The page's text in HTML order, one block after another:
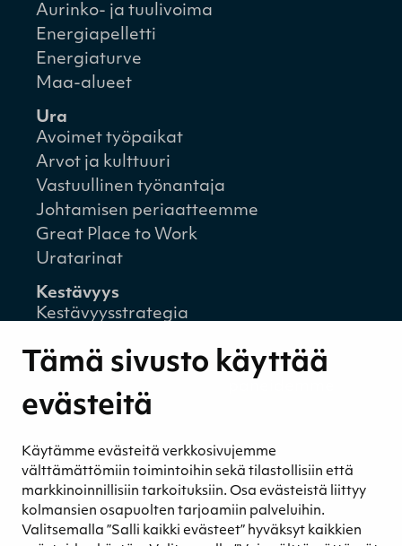
Tämä sivusto käyttää
evästeitä
Käytämme evästeitä verkkosivujemme
välttämättömiin toimintoihin sekä tilastollisiin että
markkinoinnillisiin tarkoituksiin. Osa evästeistä liittyy
kolmansien osapuolten tarjoamiin palveluihin.
Valitsemalla ”Salli kaikki evästeet” hyväksyt kaikkien
Aurinko- ja tuulivoima
Energiapelletti
Energiaturve
Maa-alueet
Ura
Avoimet työpaikat
Arvot ja kulttuuri
Vastuullinen työnantaja
Johtamisen periaatteemme
Great Place to Work
Uratarinat
Kestävyys
Kestävyysstrategia
Ympäristövastuu
hyvinvointi
Turvetuotannon kestävyys
Kestävyyden johtaminen
Retkeilykohteet
Media